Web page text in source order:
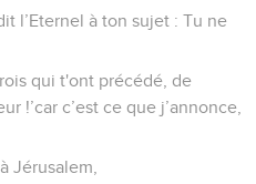
l’Eternel à ton sujet : Tu ne
qui t'ont précédé, de
!’car c’est ce que j’annonce,
Jérusalem,